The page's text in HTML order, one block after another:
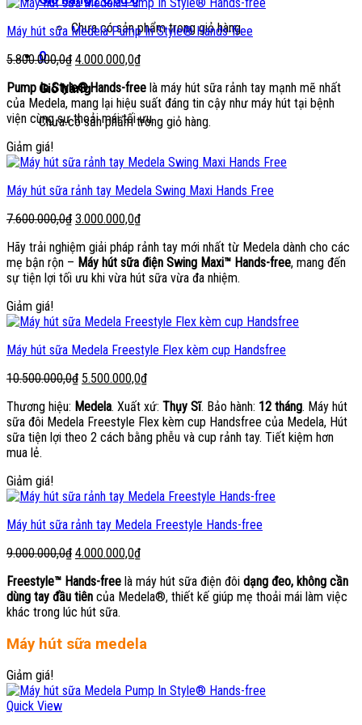
Chưa có sản phẩm trong giỏ hàng.
0
Giỏ hàng
Chưa có sản phẩm trong giỏ hàng.
Máy hút sữa Medela Pump In Style® Hands-free
5.800.000,0₫ Giá
là:
5.800.000,0₫.
4.000.000,0₫Giá
tại
là:
4.000.000,0₫.
Pump In Style® Hands-free là máy hút sữa rảnh tay mạnh mẽ nhất
của Medela, mang lại hiệu suất đáng tin cậy như máy hút tại bệnh
viện cùng sự thoải mái tối ưu.
Giảm giá!
Máy hút sữa rảnh tay Medela Swing Maxi Hands Free
7.600.000,0₫ Giá
là:
7.600.000,0₫.
3.000.000,0₫Giá
tại
là:
3.000.000,0₫.
Hãy trải nghiệm giải pháp rảnh tay mới nhất từ Medela dành cho các
mẹ bận rộn – Máy hút sữa điện Swing Maxi™ Hands-free, mang đến
sự tiện lợi tối ưu khi vừa hút sữa vừa đa nhiệm.
Giảm giá!
Máy hút sữa Medela Freestyle Flex kèm cup Handsfree
10.500.000,0₫ Giá
là:
10.500.000,0₫.
5.500.000,0₫Giá
tại
là:
5.500.000,0₫.
Thương hiệu: Medela. Xuất xứ: Thụy Sĩ. Bảo hành: 12 tháng. Máy hút
sữa đôi Medela Freestyle Flex kèm cup Handsfree của Medela, Hút
sữa tiện lợi theo 2 cách bằng phễu và cup rảnh tay. Tiết kiệm hơn
mua lẻ.
Giảm giá!
Máy hút sữa rảnh tay Medela Freestyle Hands-free
9.000.000,0₫ Giá
là:
9.000.000,0₫.
4.000.000,0₫Giá
tại
là:
Freestyle™ Hands-free là máy hút sữa điện đôi dạng đeo, không cần
dùng tay đầu tiên của Medela®, thiết kế giúp mẹ thoải mái làm việc
khác trong lúc hút sữa.
Máy hút sữa medela
Giảm giá!
Quick View